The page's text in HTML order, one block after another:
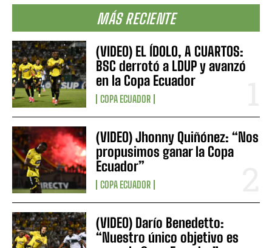
MÁS RECIENTE
(VIDEO) EL ÍDOLO, A CUARTOS:
BSC derrotó a LDUP y avanzó
en la Copa Ecuador
COPA ECUADOR
(VIDEO) Jhonny Quiñónez: “Nos
propusimos ganar la Copa
Ecuador”
COPA ECUADOR
(VIDEO) Darío Benedetto:
“Nuestro único objetivo es